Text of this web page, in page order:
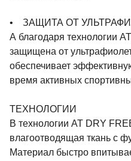
• ЗАЩИТА ОТ
А благодаря технологии
защищена от
обеспечивает
время активных
ТЕХНОЛОГИИ
В технологии AT DRY
влагоотводящая ткань с
Материал быстро